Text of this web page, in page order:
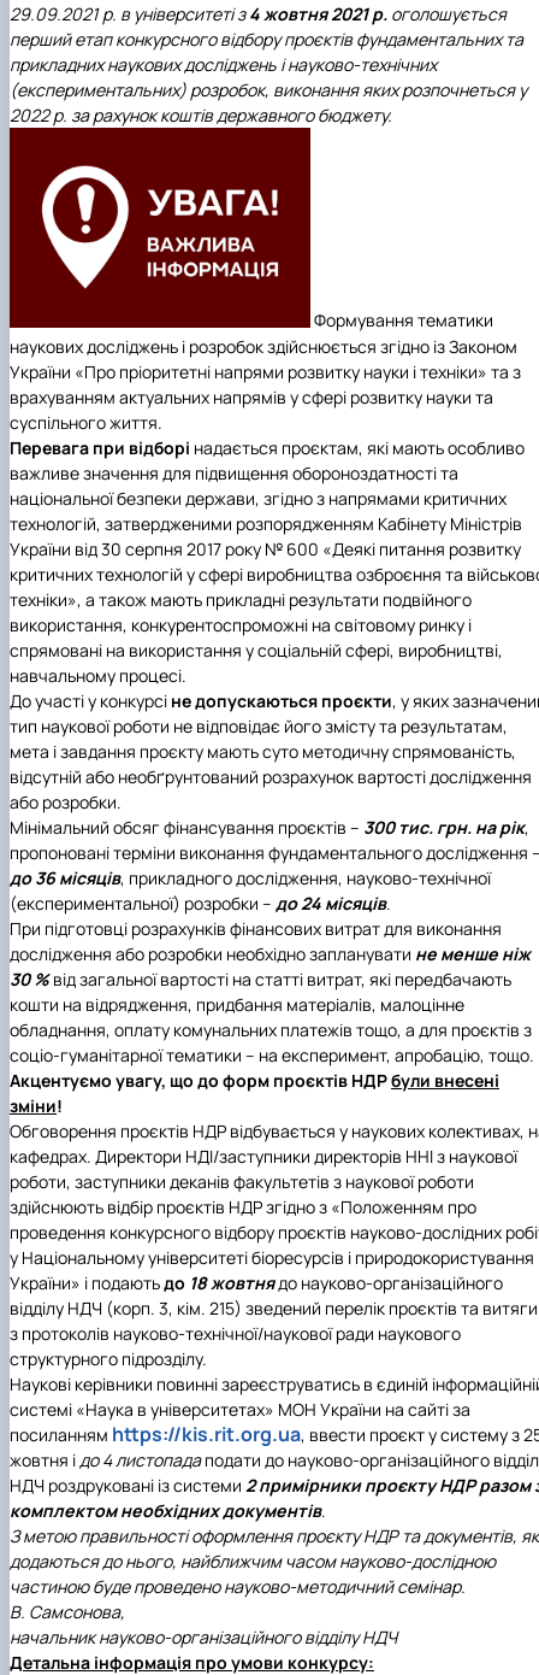
29.09.2021 р. в університеті з 4жовтня 2021 р. оголошується
перший етап конкурсного відбору проєктів фундаментальних та
прикладних наукових досліджень і науково-технічних
(експериментальних) розробок, виконання яких розпочнеться у
2022 р. за рахунок коштів державного бюджету.
Формування тематики
наукових досліджень і розробок здійснюється згідно із Законом
України «Про пріоритетні напрями розвитку науки і техніки» та з
врахуванням актуальних напрямів у сфері розвитку науки та
суспільного життя.
Перевага при відборі надається проєктам, які мають особливо
важливе значення для підвищення обороноздатності та
національної безпеки держави, згідно з напрямами критичних
технологій, затвердженими розпорядженням Кабінету Міністрів
України від 30 серпня 2017 року № 600 «Деякі питання розвитку
критичних технологій у сфері виробництва озброєння та
техніки», а також мають прикладні результати подвійного
використання, конкурентоспроможні на світовому ринку і
спрямовані на використання у соціальній сфері, виробництві,
навчальному процесі.
До участі у конкурсі не допускаються проєкти, у яких
тип наукової роботи не відповідає його змісту та результатам,
мета і завдання проєкту мають суто методичну спрямованість,
відсутній або необґрунтований розрахунок вартості дослідження
або розробки.
Мінімальний обсяг фінансування проєктів – 300 тис. грн. на рік,
пропоновані терміни виконання фундаментального дослідження
до 36 місяців, прикладного дослідження, науково-технічної
(експериментальної) розробки – до 24 місяців.
При підготовці розрахунків фінансових витрат для виконання
дослідження або розробки необхідно запланувати не менше ніж
30 %від загальної вартості на статті витрат, які передбачають
кошти на відрядження, придбання матеріалів, малоцінне
обладнання, оплату комунальних платежів тощо, а для проєктів з
соціо-гуманітарної тематики – на експеримент, апробацію, тощо.
Акцентуємо увагу, що до форм проєктів НДРбули внесені
зміни!
Обговорення проєктів НДР відбувається у наукових колективах,
кафедрах. Директори НДІ/заступники директорів ННІ з наукової
роботи, заступники деканів факультетів з наукової роботи
здійснюють відбір проєктів НДР згідно з «Положенням про
проведення конкурсного відбору проєктів науково-дослідних
у Національному університеті біоресурсів і природокористування
України» і подаютьдо 18 жовтнядо науково-організаційного
відділу НДЧ (корп. 3, кім. 215) зведений перелік проєктів та витяги
з протоколів науково-технічної/наукової ради наукового
структурного підрозділу.
Наукові керівники повинні зареєструватись в єдиній
системі «Наука в університетах» МОН України на сайті за
посиланням https://kis.rit.org.ua, ввести проєкт у систему з
жовтня ідо 4 листопадаподати до науково-організаційного
НДЧ роздруковані із системи 2 примірники проєкту НДР разом
комплектом необхідних документів.
З метою правильності оформлення проєкту НДР та документів,
додаються до нього, найближчим часом науково-дослідною
частиною буде проведено науково-методичний семінар.
В. Самсонова,
начальник науково-організаційного відділу НДЧ
Детальна інформація про умови конкурсу: